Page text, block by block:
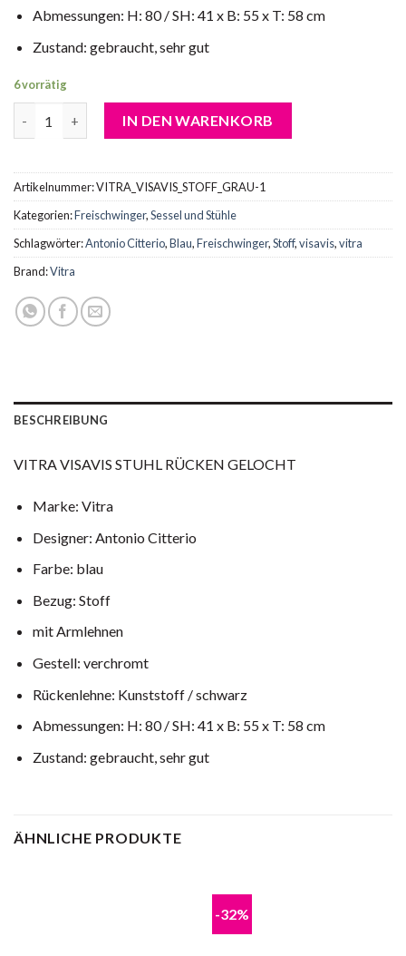
Abmessungen: H: 80 / SH: 41 x B: 55 x T: 58 cm
Zustand: gebraucht, sehr gut
6 vorrätig
IN DEN WARENKORB
Artikelnummer:VITRA_VISAVIS_STOFF_GRAU-1
Kategorien:Freischwinger,Sessel und Stühle
Schlagwörter:Antonio Citterio,Blau,Freischwinger,Stoff,visavis,vitra
Brand:Vitra
BESCHREIBUNG
VITRA VISAVIS STUHL RÜCKEN GELOCHT
Marke: Vitra
Designer: Antonio Citterio
Farbe: blau
Bezug: Stoff
mit Armlehnen
Gestell: verchromt
Rückenlehne: Kunststoff / schwarz
Abmessungen: H: 80 / SH: 41 x B: 55 x T: 58 cm
Zustand: gebraucht, sehr gut
ÄHNLICHE PRODUKTE
-32%